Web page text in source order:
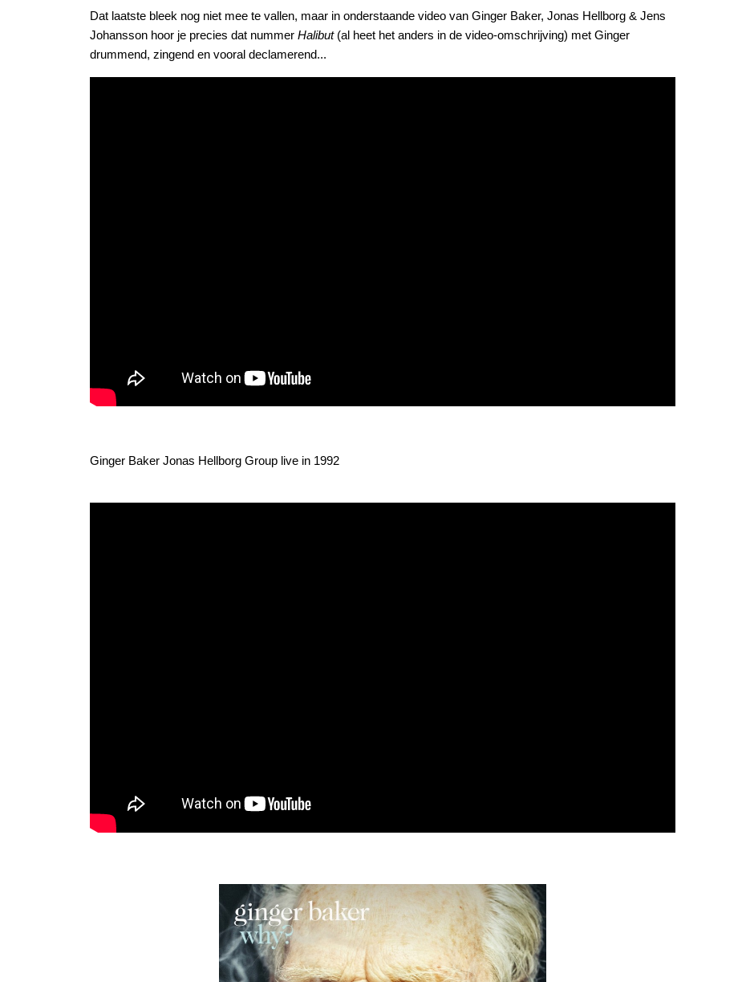
Dat laatste bleek nog niet mee te vallen, maar in onderstaande video van Ginger Baker, Jonas Hellborg & Jens
Johansson hoor je precies dat nummer Halibut(al heet het anders in de video-omschrijving) met Ginger
drummend, zingend en vooral declamerend...
Ginger Baker Jonas Hellborg Group live in 1992